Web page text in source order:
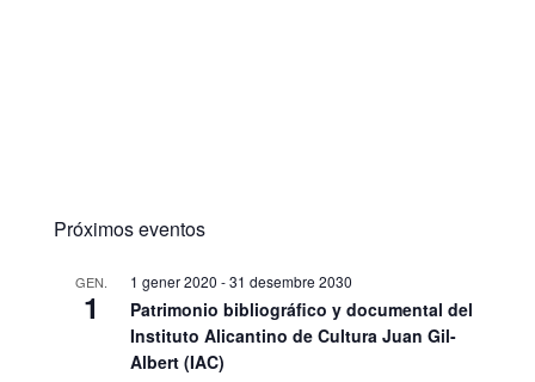
Santuario de Pla de Petracos
AG.
8 Cava Gran de Agres
1 febrer 2022-31 desembre 2030
Cava Gran de Agres
Próximos eventos
GEN.
1
1 gener 2020 -31 desembre 2030
Patrimonio bibliográfico y documental del
Instituto Alicantino de Cultura Juan Gil-
Albert (IAC)